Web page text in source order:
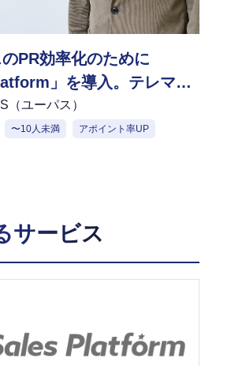
PR効率化のために
」を導入。テレマー
始4か月で予想を上回る
（ユーパス）
〜10人未満 アポイント率UP
サービス